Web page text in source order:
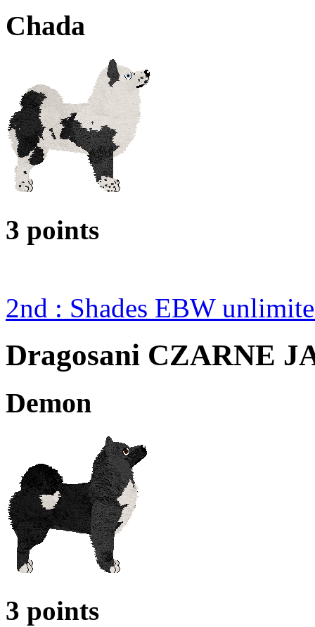
Chada
3 points
2nd : Shades EBW
Dragosani CZARNE
Demon
3 points